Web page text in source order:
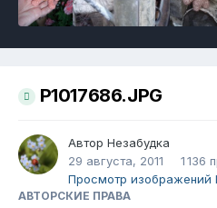
P1017686.JPG
Автор Незабудка
29 августа, 2011
1 136
Просмотр изображений
АВТОРСКИЕ ПРАВА